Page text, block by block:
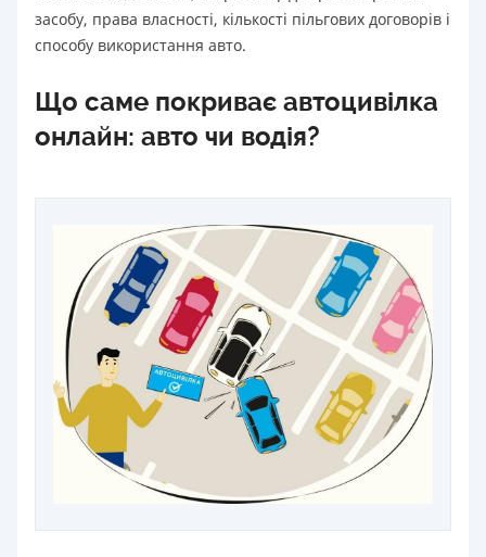
засобу, права власності, кількості пільгових договорів і
способу використання авто.
Що саме покриває автоцивілка
онлайн: авто чи водія?